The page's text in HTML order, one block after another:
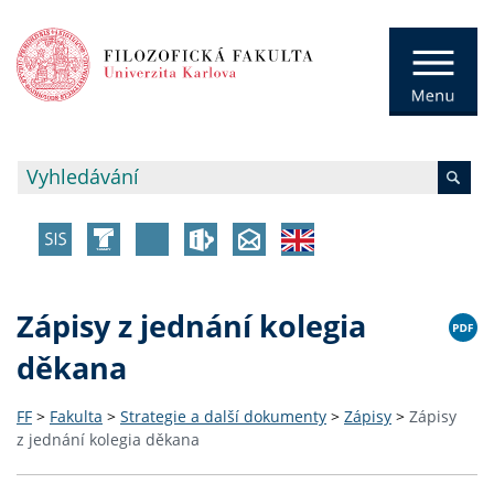
Zápisy z jednání kolegia
děkana
FF > Fakulta > Strategie a další dokumenty > Zápisy > Zápisy
z jednání kolegia děkana